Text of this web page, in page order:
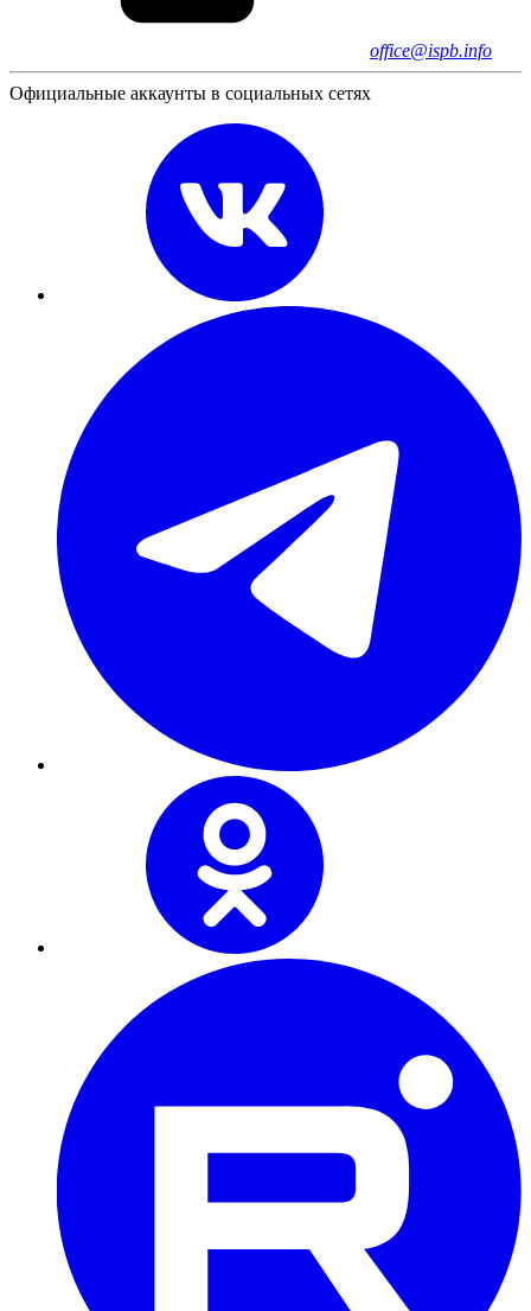
office@ispb.info
Официальные аккаунты в социальных сетях